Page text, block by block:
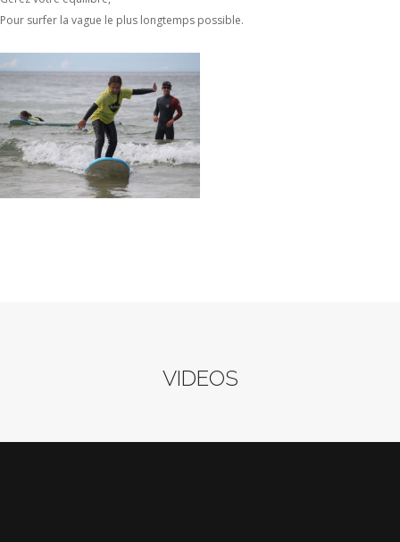
Pour surfer la vague le plus longtemps possible.
VIDEOS